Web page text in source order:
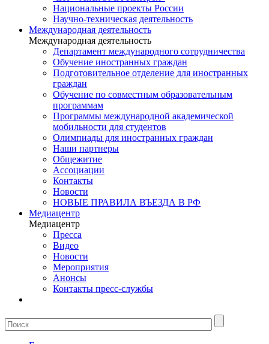
Национальные проекты России
Научно-техническая деятельность
Международная деятельность
Международная деятельность
Департамент международного сотрудничества
Обучение иностранных граждан
Подготовительное отделение для иностранных
граждан
Обучение по совместным образовательным
программам
Программы международной академической
мобильности для студентов
Олимпиады для иностранных граждан
Наши партнеры
Общежитие
Ассоциации
Контакты
Новости
НОВЫЕ ПРАВИЛА ВЪЕЗДА В РФ
Медиацентр
Медиацентр
Пресса
Видео
Новости
Мероприятия
Анонсы
Контакты пресс-службы